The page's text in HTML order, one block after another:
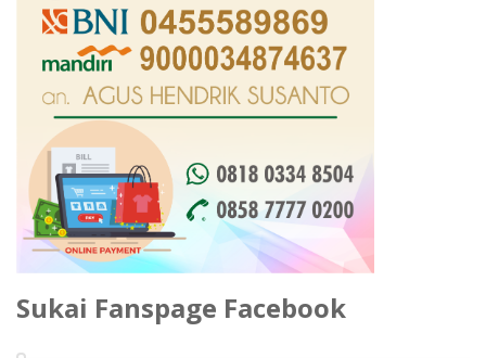
Sukai Fanspage Facebook